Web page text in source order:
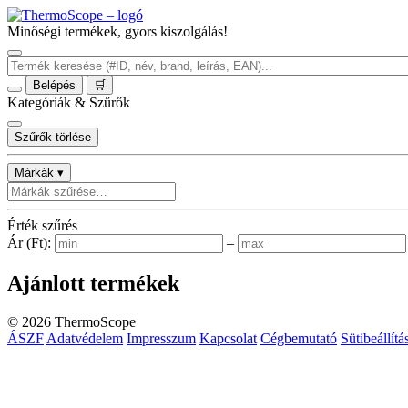
Minőségi termékek, gyors kiszolgálás!
Belépés 🛒
Kategóriák & Szűrők
Szűrők törlése
Márkák ▾
Érték szűrés
Ár (Ft):
–
Ajánlott termékek
© 2026 ThermoScope
ÁSZF Adatvédelem Impresszum Kapcsolat Cégbemutató